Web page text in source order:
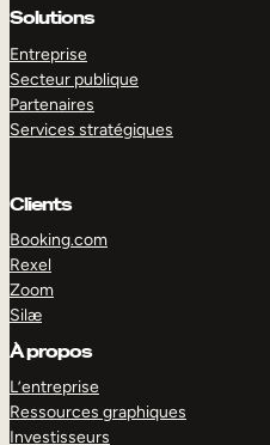
Solutions
Entreprise
Secteur publique
Partenaires
Services stratégiques
Clients
Booking.com
Rexel
Zoom
Silæ
À propos
L’entreprise
Ressources graphiques
Investisseurs